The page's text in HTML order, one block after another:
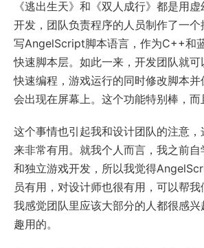
《逃出生天》和《双人成行》都是用虚
开发，团队负责程序的人员制作了一
写AngelScript脚本语言，作为C++和
快速脚本层。如此一来，开发团队就
快速编程，游戏运行的同时修改脚本
会出现在屏幕上。这个功能特别棒，而
这个事情也引起我和设计团队的注意
来非常有用。就我个人而言，我之前
和独立游戏开发，所以我觉得
员有用，对设计师也很有用，可以帮我
我感觉团队里应该大部分的人都很感
趣用的。